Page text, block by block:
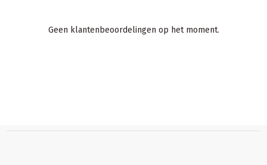
Geen klantenbeoordelingen op het moment.